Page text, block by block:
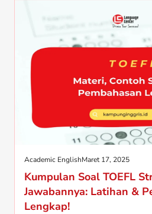
Academic EnglishMaret 17, 2025
Kumpulan Soal TOEFL
Jawabannya: Latihan &
Lengkap!